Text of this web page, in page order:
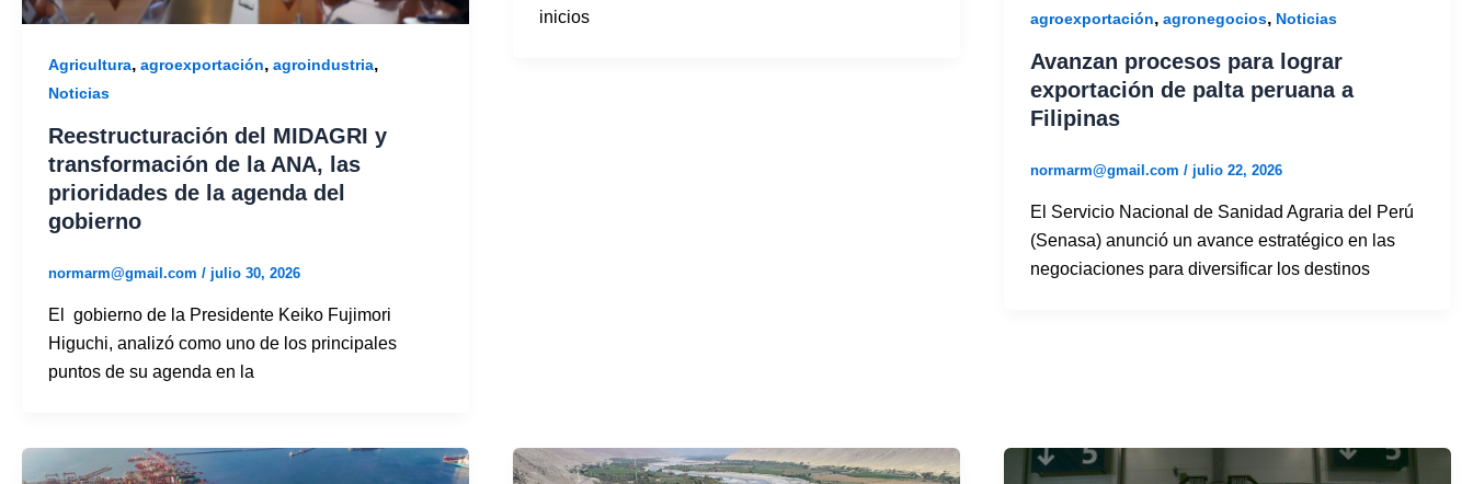
Agricultura, agroexportación, agroindustria,
Noticias
Reestructuración del MIDAGRI y
transformación de la ANA, las
prioridades de la agenda del
gobierno
normarm@gmail.com / julio 30, 2026
El gobierno de la Presidente Keiko Fujimori
Higuchi, analizó como uno de los principales
puntos de su agenda en la
inicios
agroexportación, agronegocios, Noticias
Avanzan procesos para lograr
exportación de palta peruana a
Filipinas
normarm@gmail.com / julio 22, 2026
El Servicio Nacional de Sanidad Agraria del Perú
(Senasa) anunció un avance estratégico en las
negociaciones para diversificar los destinos